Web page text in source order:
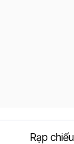
Rạp chiếu